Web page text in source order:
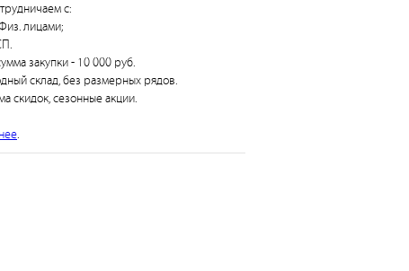
с:
лицами;
закупки - 10 000 руб.
склад, без размерных рядов.
скидок, сезонные акции.
.